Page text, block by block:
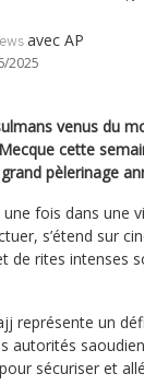
avec AP
2025
venus du
cette
pèlerinage
fois dans une
s’étend sur
de rites intenses
représente un
autorités
sécuriser et